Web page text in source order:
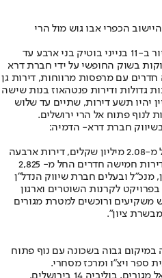
הכפרי אבו גוש מול הרי
מתחם הכולל 99 יחידות דיור ב-11 בנייני בוטיק בני ארבע עד
בשוק החופשי על ידי חברת דרא
עם מרפסות מרווחות, דירות גן
גדולות ודירות פנטהאוז בנות שישה
יהיו תשע דירות, שתיים עד שלוש
לנוף פתוח אל הרי ירושלים.
בשיווק חברת דרא- הדמיה:
דירות שלושה חדרים החל מ-2.08 מיליון שקלים, דירות ארבעה
חדרים החל מ-2.46 מיליון שקלים ודירות חמישה חדרים החל מ- 2,825
מנכ"ל ובעלים חברת שיווק הנדל"ן
לקרנות השוטרים וארגון
משקיעים ורוכשים למטרת מגורים
ציון".
במיקום גבוה בשכונה עם נוף פתוח
ספר ויצ"ו ומרכז מסחרי.